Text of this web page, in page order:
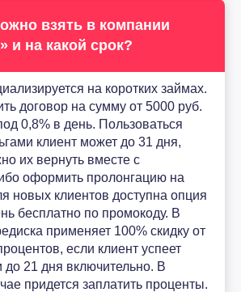
взять в компании
и на какой срок?
на коротких займах.
договор на сумму от 5000 руб.
0,8% в день. Пользоваться
клиент может до 31 дня,
их вернуть вместе с
оформить пролонгацию на
новых клиентов доступна опция
бесплатно по промокоду. В
применяет 100% скидку от
если клиент успеет
до 21 дня включительно. В
придется заплатить проценты.